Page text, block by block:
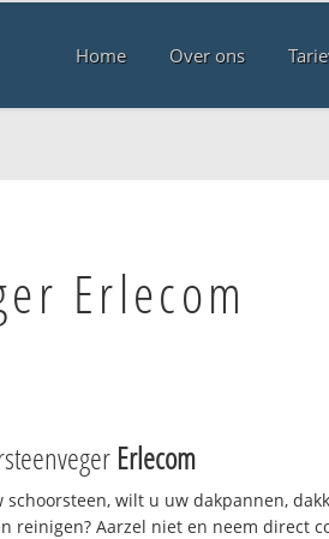
Home Over ons
Erlecom
Erlecom
schoorsteen, wilt u uw dakpannen,
reinigen? Aarzel niet en neem direct